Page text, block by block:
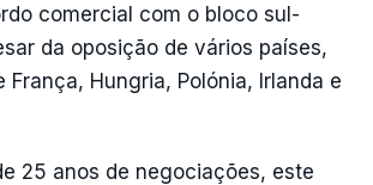
comercial com o bloco sul-
da oposição de vários países,
França, Hungria, Polónia, Irlanda e
25 anos de negociações, este